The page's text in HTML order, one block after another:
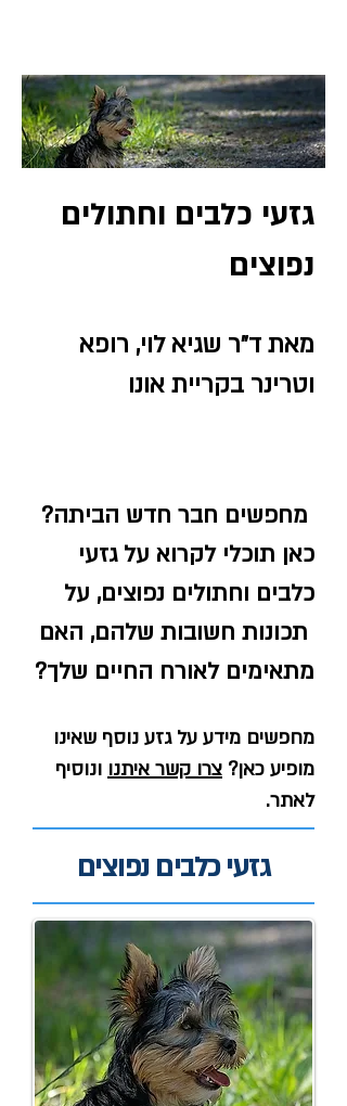
גזעי כלבים וחתולים
נפוצים
מאת ד"ר שגיא לוי, רופא
וטרינר בקריית אונו
מחפשים חבר חדש הביתה?
כאן תוכלי לקרוא על גזעי
כלבים וחתולים נפוצים, על
תכונות חשובות שלהם, האם
מתאימים לאורח החיים שלך?
מחפשים מידע על גזע נוסף שאינו
מופיע כאן? צרו קשר איתנו ונוסיף
לאתר.
גזעי כלבים נפוצים